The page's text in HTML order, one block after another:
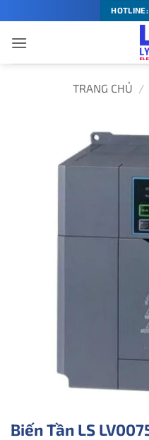
qua
nội
dung
TRANG CHỦ /
Biến Tần LS